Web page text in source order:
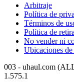
Arbitraje
Política de
Términos de
Política de
No vender ni
Ubicaciones de
003 - uhaul.com
1.575.1